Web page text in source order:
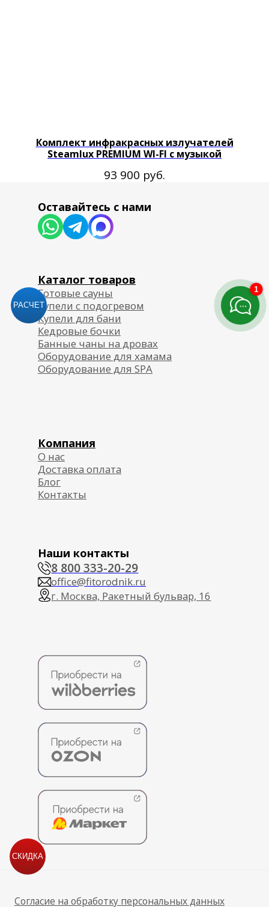
Комплект инфракрасных излучателей
Steamlux PREMIUM WI-FI с музыкой
93 900 руб.
СКИДКА
РАСЧЕТ
1